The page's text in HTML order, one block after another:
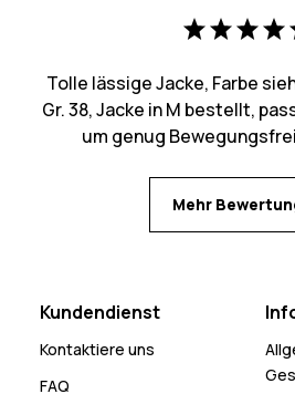
Tolle lässige Jacke, Farbe
Gr. 38, Jacke in M bestellt,
um genug
Mehr
Kundendienst
Kontaktiere uns
FAQ